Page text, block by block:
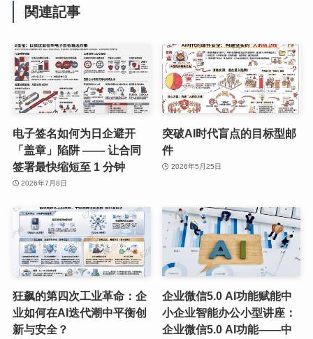
関連記事
电子签名如何为日企避开
「盖章」陷阱 —— 让合同
签署最快缩短至 1 分钟
2026年7月8日
突破AI时代盲点的目标型邮
件
2026年5月25日
狂飙的第四次工业革命：企
业如何在AI迭代潮中平衡创
新与安全？
企业微信5.0 AI功能赋能中
小企业智能办公小型讲座：
企业微信5.0 AI功能——中